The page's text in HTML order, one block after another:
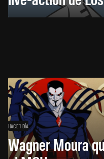
HACE 1 DÍA
Wagner Moura